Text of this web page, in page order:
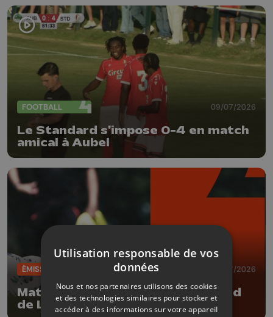
FOOTBALL 09/07/2026
Le Standard s'impose 0-4 en match
amical à Aubel
ÉMISSIONS 04/07/2026
Match amical Verlaine vs Standard
de Liège
Utilisation responsable de vos
données
Nous et nos partenaires utilisons des cookies
et des technologies similaires pour stocker et
accéder à des informations sur votre appareil